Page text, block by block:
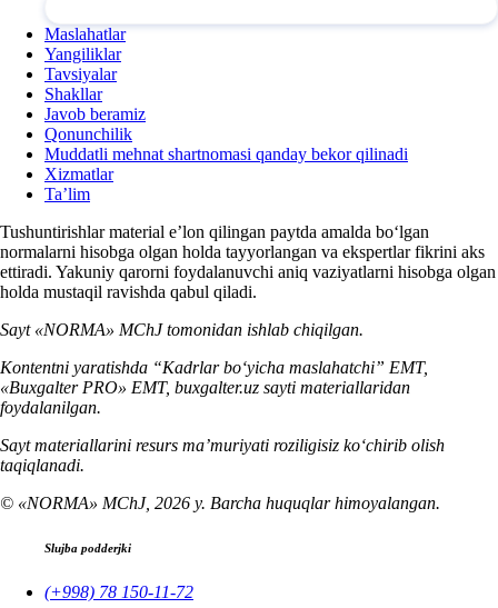
Maslahatlar
Yangiliklar
Tavsiyalar
Shakllar
Javob beramiz
Qonunchilik
Muddatli mehnat shartnomasi qanday bekor qilinadi
Xizmatlar
Ta’lim
Tushuntirishlar material e’lon qilingan paytda amalda boʻlgan
normalarni hisobga olgan holda tayyorlangan va ekspertlar fikrini aks
ettiradi. Yakuniy qarorni foydalanuvchi aniq vaziyatlarni hisobga olgan
holda mustaqil ravishda qabul qiladi.
Sayt «NORMA» MChJ tomonidan ishlab chiqilgan.
Kontentni yaratishda “Kadrlar boʻyicha maslahatchi” EMT,
«Buxgalter PRO» EMT, buxgalter.uz sayti materiallaridan
foydalanilgan.
Sayt materiallarini resurs ma’muriyati roziligisiz koʻchirib olish
taqiqlanadi.
© «NORMA» MChJ, 2026 y. Barcha huquqlar himoyalangan.
Slujba podderjki
(+998) 78 150-11-72